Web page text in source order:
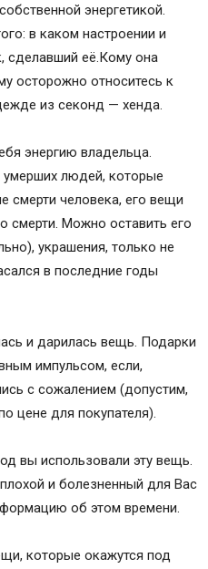
энергетикой.
в каком настроении и
сделавший её.Кому она
осторожно относитесь к
из секонд — хенда.
энергию владельца.
людей, которые
смерти человека, его вещи
смерти. Можно оставить его
украшения, только не
в последние годы
и дарилась вещь. Подарки
импульсом, если,
с сожалением (допустим,
цене для покупателя).
вы использовали эту вещь.
и болезненный для Вас
об этом времени.
которые окажутся под